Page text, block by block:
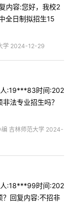
内容:您好，我校2
全日制拟招生15
学 2024-12-29
人:19***83时间:202
法专业招生吗？
编 吉林师范大学 2024-
人:18***99时间:202
回复内容:不招非